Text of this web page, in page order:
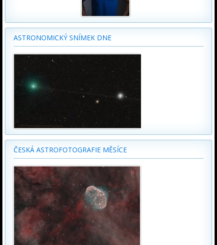
ASTRONOMICKÝ SNÍMEK DNE
ČESKÁ ASTROFOTOGRAFIE MĚSÍCE